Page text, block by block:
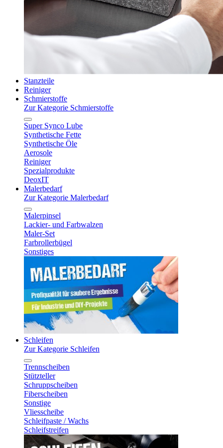
Stanzteile
Reiniger
Schmierstoffe
Zur Kategorie Schmierstoffe
Super Synco Lube
Synthetische Fette
Synthetische Öle
Aerosole
Reiniger
Spezialprodukte
DeoxIT
Malerbedarf
Zur Kategorie Malerbedarf
Malerpinsel
Lackier- und Farbwalzen
Maler-Set
Farbrollerbügel
Sonstiges
Schleifen
Zur Kategorie Schleifen
Trennscheiben
Stützteller
Schruppscheiben
Fiberscheiben
Sonstige
Vliesscheibe
Schleifpaste / Wachs
Schleifstreifen